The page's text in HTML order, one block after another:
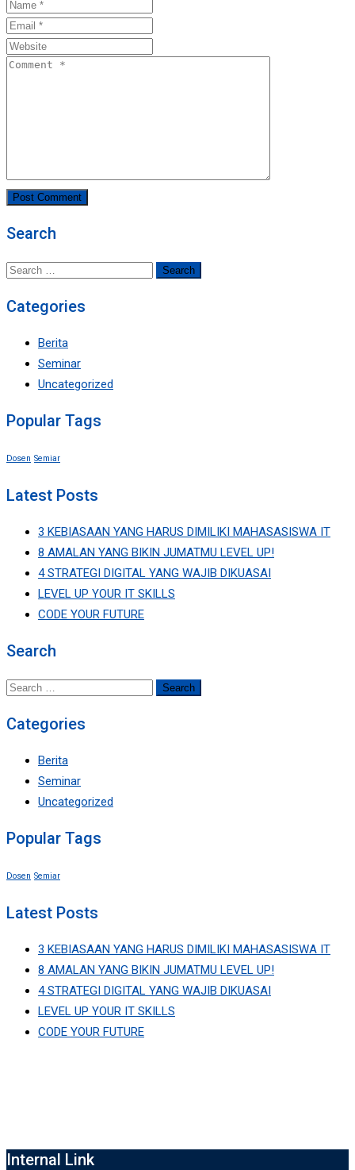
Search
Search
Categories
Berita
Seminar
Uncategorized
Popular Tags
Dosen Semiar
Latest Posts
3 KEBIASAAN YANG HARUS DIMILIKI MAHASASISWA IT
8 AMALAN YANG BIKIN JUMATMU LEVEL UP!
4 STRATEGI DIGITAL YANG WAJIB DIKUASAI
LEVEL UP YOUR IT SKILLS
CODE YOUR FUTURE
Search
Search
Categories
Berita
Seminar
Uncategorized
Popular Tags
Dosen Semiar
Latest Posts
3 KEBIASAAN YANG HARUS DIMILIKI MAHASASISWA IT
8 AMALAN YANG BIKIN JUMATMU LEVEL UP!
4 STRATEGI DIGITAL YANG WAJIB DIKUASAI
LEVEL UP YOUR IT SKILLS
CODE YOUR FUTURE
Internal Link